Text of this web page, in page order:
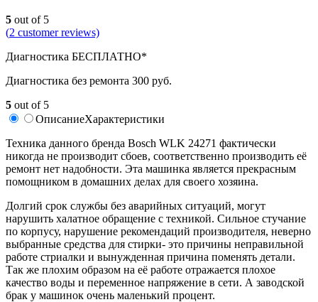
5 out of 5
(2 customer reviews)
Диагностика БЕСПЛАТНО*
Диагностика без ремонта 300 руб.
5 out of 5
ОписаниеХарактеристики
Техника данного бренда Bosch WLK 24271 фактически
никогда не производит сбоев, соответственно производить её
ремонт нет надобности. Эта машинка является прекрасным
помощником в домашних делах для своего хозяина.
Долгий срок службы без аварийных ситуаций, могут
нарушить халатное обращение с техникой. Сильное стучание
по корпусу, нарушение рекомендаций производителя, неверно
выбранные средства для стирки- это причины неправильной
работе стриалки и вынужденная причина поменять детали.
Так же плохим образом на её работе отражается плохое
качество воды и переменное напряжение в сети. А заводской
брак у машинок очень маленький процент.